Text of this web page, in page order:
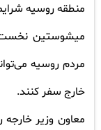
منطقه روسیه
میشوستین نخست
مردم روسیه
خارج سفر کنند.
معاون وزیر